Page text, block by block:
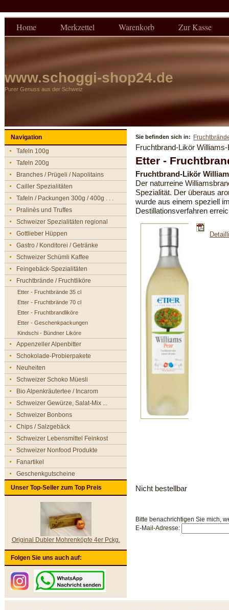
:
Home Merkzettel Warenkorb Zur Kasse
.
.
www.schoggi-shop24.de
Purer Genuss aus der Schweiz
Navigation
Tafeln 100g
Tafeln 200g
Branches / Prügeli / Napolitains
Cailler Spezialitäten
Tafeln / Packungen 300g / 400g . . .
Pralinès und Truffes
Schweizer Spezialitäten regional
Gottlieber Hüppen
Gastro / Konditorei / Getränke
Schweizer Schümli Kaffee
Feingebäck-Spezialitäten
Fruchtbrände / Fruchtliköre
Etter - Fruchtbrände 35 cl
Etter - Fruchtbrände 70 cl
Etter - Fruchtbrandliköre
Etter - Geschenkpackungen
Kindschi - Bündner Liköre
Appenzeller Alpenbitter
Schokolade-Probierpakete
Neuheiten
Schweizer Schoko Müesli
Bio Alpenkräutertee / Incarom
Schweizer Gewürze, Salat-Mix ...
Schweizer Bonbons
Chips / Salzgebäck
Schweizer Lebensmittel Feinkost
Schweizer Nonfood Produkte
Fanartikel
Geschenkgutscheine
Unser Top-Seller zum Top Preis
Original Dubler Mohrenköpfe 4er Pckg.
Folgen Sie uns auch auf:
Sie befinden sich in:
Fruchtbrand-Likör
Etter -
Fruchtbrand-Likör
Der naturreine
Spezialität. Der überaus
wurde aus einem speziell
Destillationsverfahren
Nicht bestellbar
Bitte benachrichtigen Sie mich,
E-Mail-Adresse: